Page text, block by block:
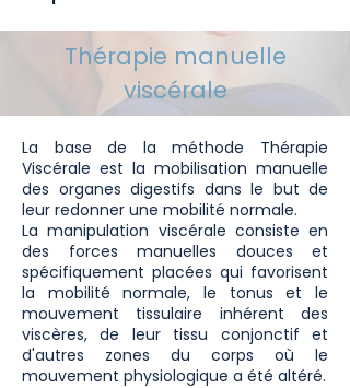
Thérapie manuelle
viscérale
La base de la méthode Thérapie
Viscérale est la mobilisation manuelle
des organes digestifs dans le but de
leur redonner une mobilité normale.
La manipulation viscérale consiste en
des forces manuelles douces et
spécifiquement placées qui favorisent
la mobilité normale, le tonus et le
mouvement tissulaire inhérent des
viscères, de leur tissu conjonctif et
d'autres zones du corps où le
mouvement physiologique a été altéré.